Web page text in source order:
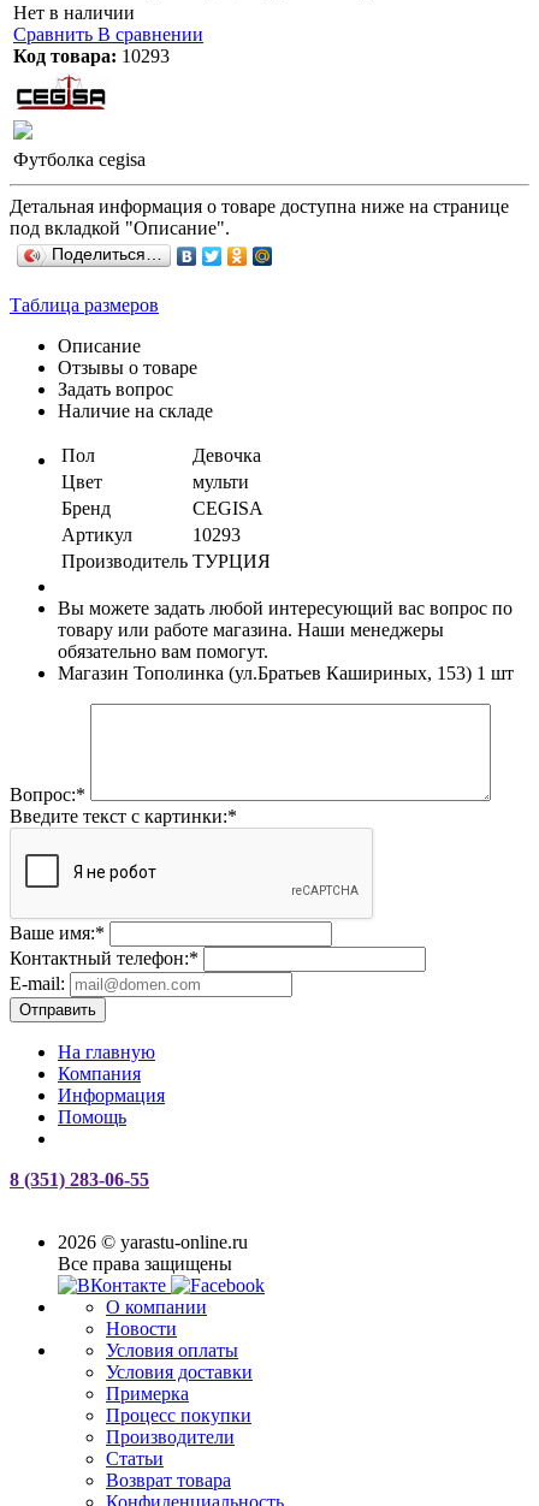
Нет в наличии
Сравнить В сравнении
Код товара: 10293
Футболка cegisa
Детальная информация о товаре доступна ниже на странице
под вкладкой "Описание".
Поделиться…
Таблица размеров
Описание
Отзывы о товаре
Задать вопрос
Наличие на складе
Пол
Девочка
Цвет
мульти
Бренд
CEGISA
Артикул
10293
Производитель ТУРЦИЯ
Вы можете задать любой интересующий вас вопрос по
товару или работе магазина. Наши менеджеры
обязательно вам помогут.
Магазин Тополинка (ул.Братьев Кашириных, 153) 1 шт
Вопрос:*
Введите текст с картинки:*
Ваше имя:*
Контактный телефон:*
E-mail:
Отправить
На главную
Компания
Информация
Помощь
8 (351) 283-06-55
2026 © yarastu-online.ru
Все права защищены
О компании
Новости
Условия оплаты
Условия доставки
Примерка
Процесс покупки
Производители
Статьи
Возврат товара
Конфиденциальность